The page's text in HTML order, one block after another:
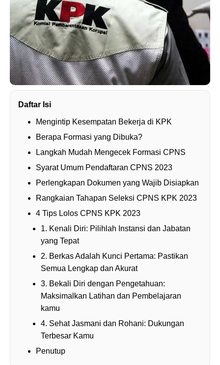
Daftar Isi
Mengintip Kesempatan Bekerja di KPK
Berapa Formasi yang Dibuka?
Langkah Mudah Mengecek Formasi CPNS
Syarat Umum Pendaftaran CPNS 2023
Perlengkapan Dokumen yang Wajib Disiapkan
Rangkaian Tahapan Seleksi CPNS KPK 2023
4 Tips Lolos CPNS KPK 2023
1. Kenali Diri: Pilihlah Instansi dan Jabatan
yang Tepat
2. Berkas Adalah Kunci Pertama: Pastikan
Semua Lengkap dan Akurat
3. Bekali Diri dengan Pengetahuan:
Maksimalkan Latihan dan Pembelajaran
kamu
4. Sehat Jasmani dan Rohani: Dukungan
Terbesar Kamu
Penutup